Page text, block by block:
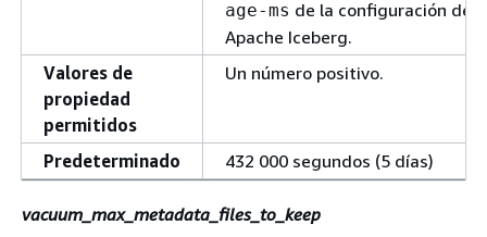
age-ms de la configuración de
Apache Iceberg.
Valores de
propiedad
permitidos
Un número positivo.
Predeterminado 432 000 segundos (5 días)
vacuum_max_metadata_files_to_keep